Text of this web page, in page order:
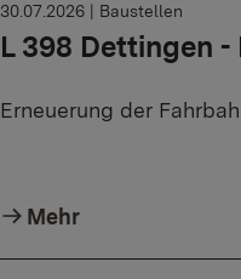
L 398 Dettingen -
30.07.2026 | Baustellen
Erneuerung der
Mehr